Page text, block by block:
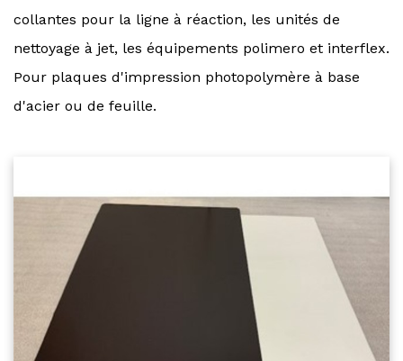
collantes pour la ligne à réaction, les unités de
nettoyage à jet, les équipements polimero et interflex.
Pour plaques d'impression photopolymère à base
d'acier ou de feuille.